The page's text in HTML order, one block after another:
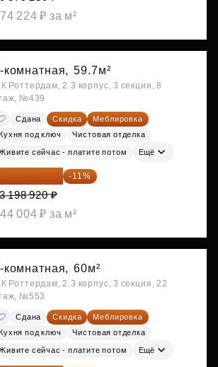
224 ₽ за м²
комнатная, 59.7м²
Роттердам, 2.3 корпус, 3 секция, 8
№439
Сдана Скидка
Меблировка
Кухня под ключ
Чистовая отделка
сейчас - платите потом Ещё
447 039 ₽ -11%
198 920 ₽
004 ₽ за м²
комнатная, 60м²
Роттердам, 2.3 корпус, 3 секция, 22
№553
Сдана Скидка
Меблировка
Кухня под ключ
Чистовая отделка
сейчас - платите потом Ещё